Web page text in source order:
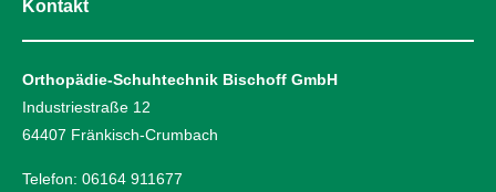
Kontakt
Orthopädie-Schuhtechnik Bischoff GmbH
Industriestraße 12
64407 Fränkisch-Crumbach
Telefon: 06164 911677